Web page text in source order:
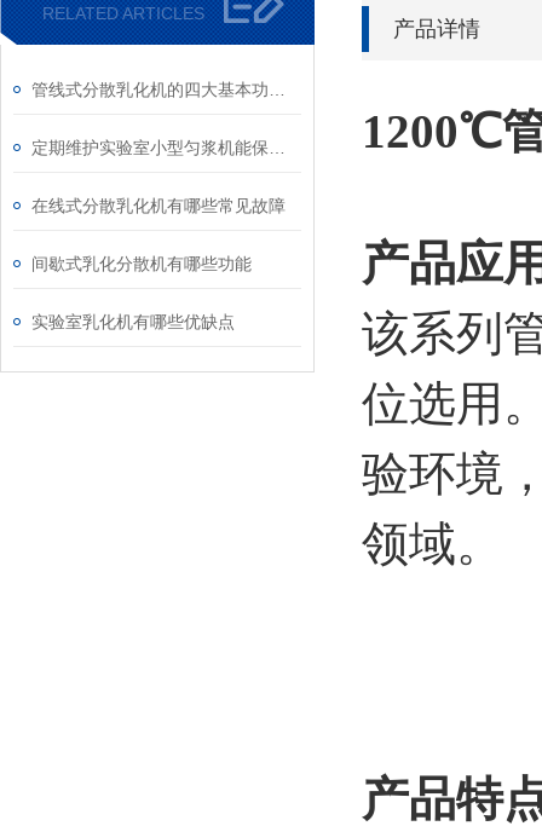
RELATED ARTICLES
在线式分散乳化机有哪些常见故障
间歇式乳化分散机有哪些功能
实验室乳化机有哪些优缺点
产品详情
1200℃
产品应
该系列
位选用
验环境
领域。
产品特